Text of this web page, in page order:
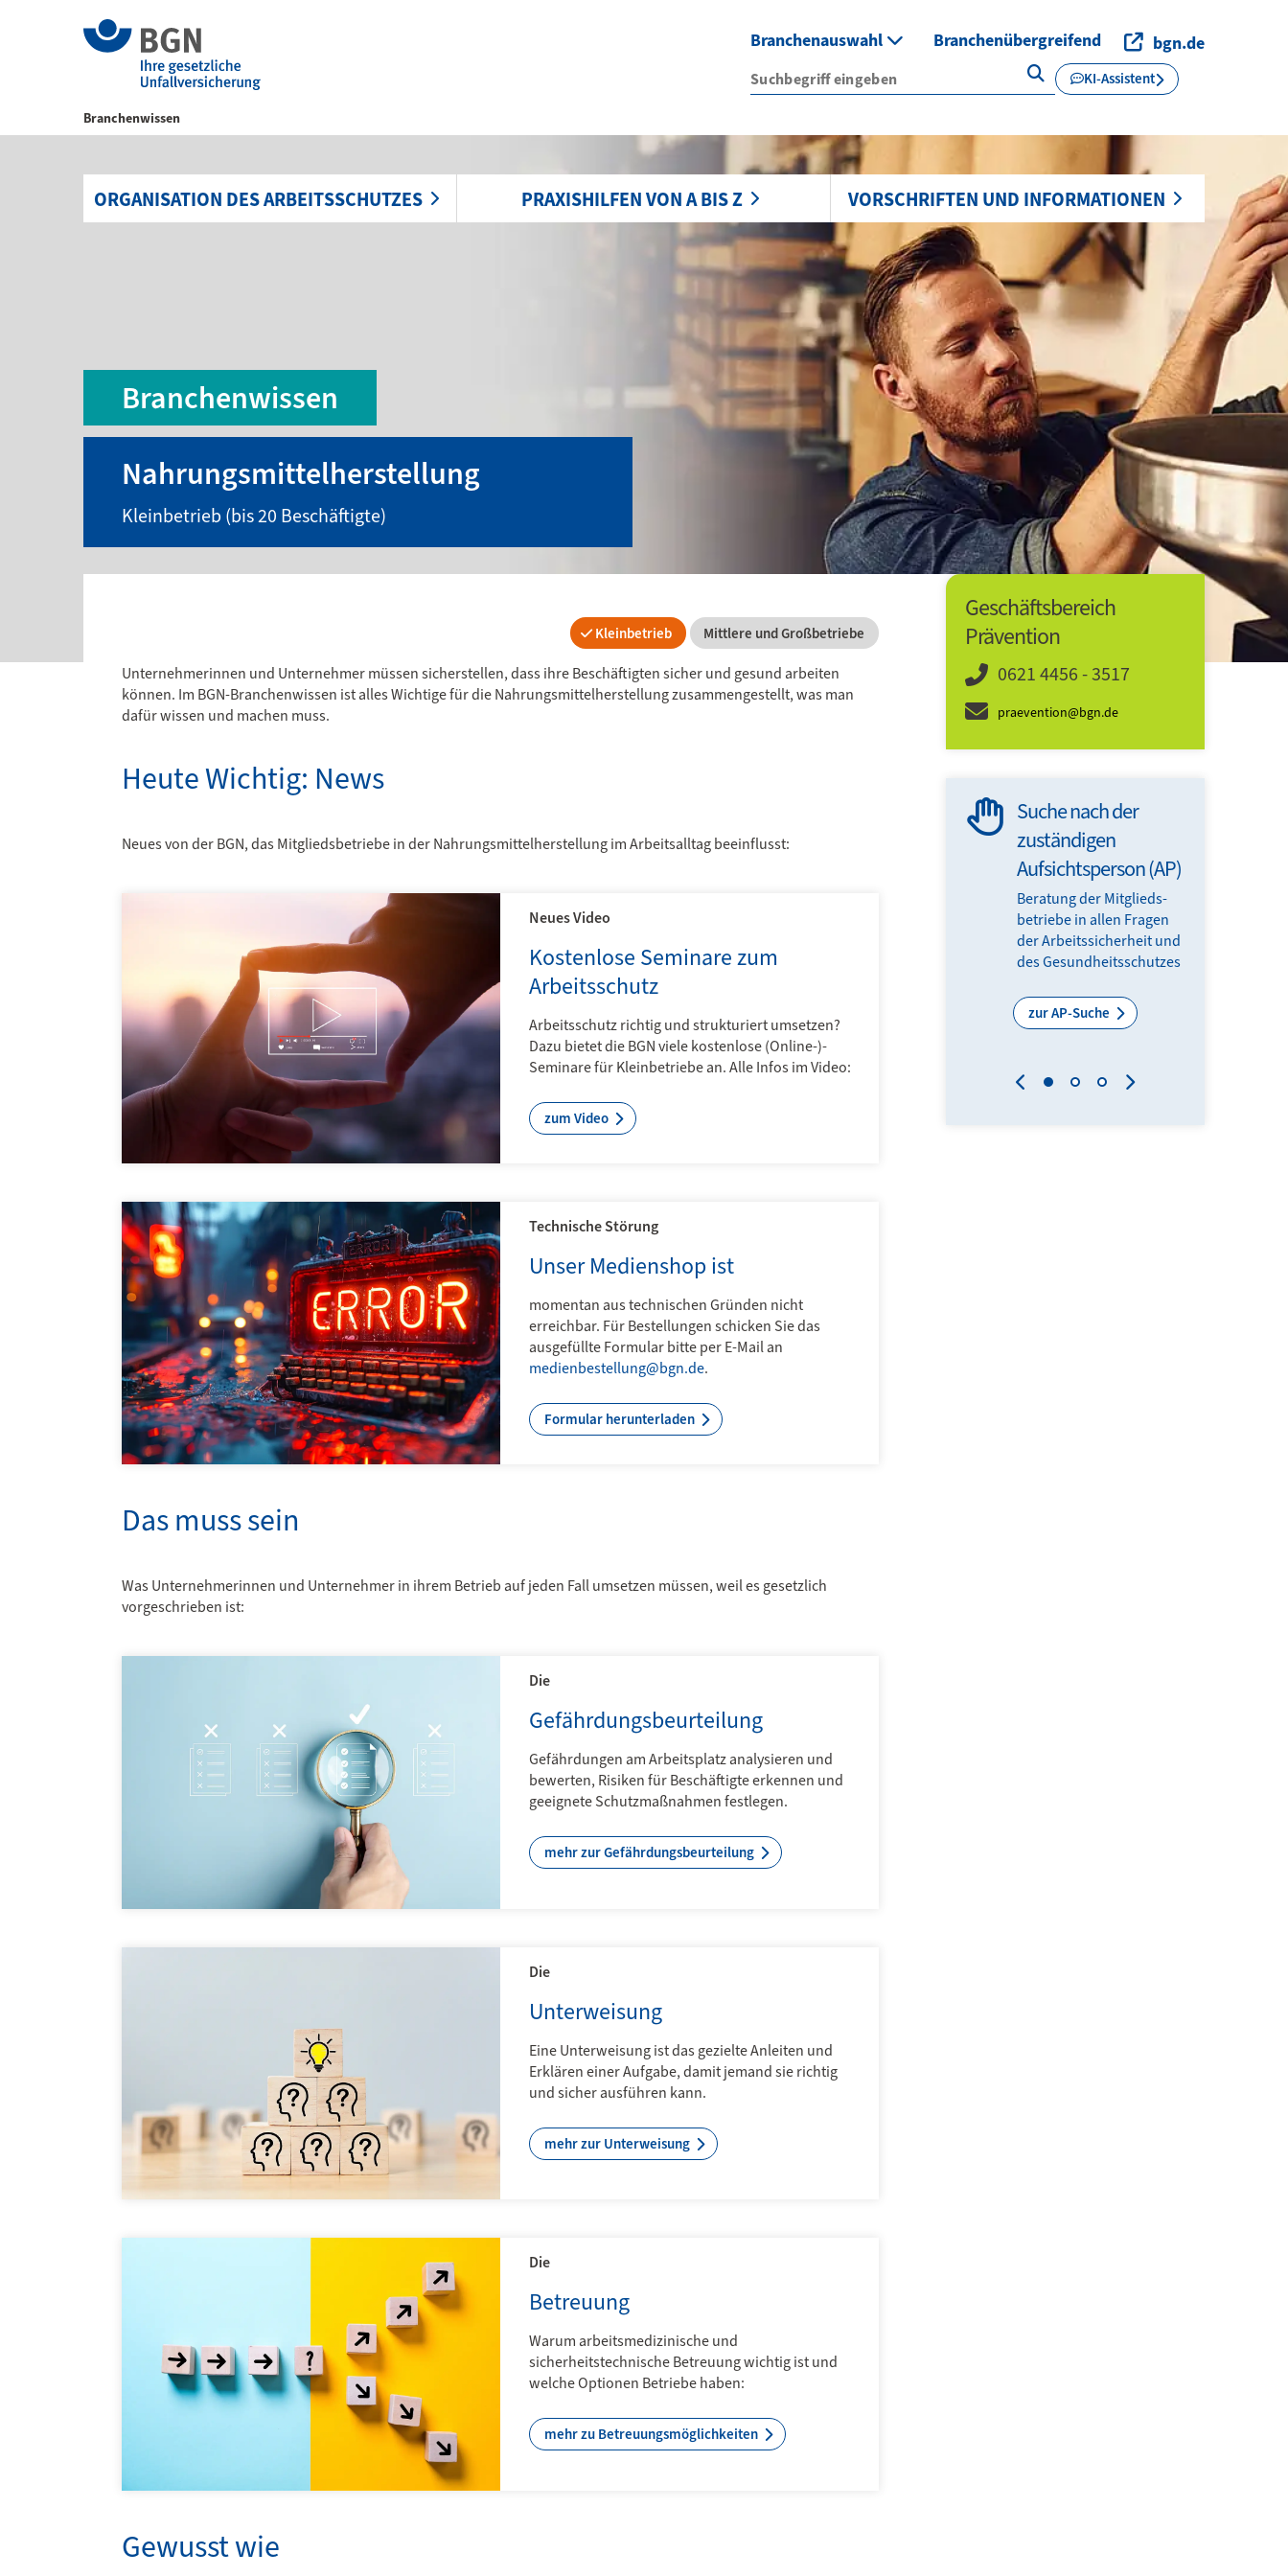
Branchenauswahl Branchenübergreifend bgn.de
KI-Assistent
ORGANISATION DES ARBEITSSCHUTZES PRAXISHILFEN VON A BIS Z VORSCHRIFTEN UND INFORMATIONEN
Branchenwissen
Branchenwissen
Nahrungsmittelherstellung
Kleinbetrieb (bis 20 Beschäftigte)
Kleinbetrieb Mittlere und Großbetriebe
Unternehmerinnen und Unternehmer müssen sicherstellen, dass ihre Beschäftigten sicher und gesund arbeiten
können. Im BGN-Branchenwissen ist alles Wichtige für die Nahrungsmittelherstellung zusammengestellt, was man
dafür wissen und machen muss.
Heute Wichtig: News
Neues von der BGN, das Mitgliedsbetriebe in der Nahrungsmittelherstellung im Arbeitsalltag beeinflusst:
Neues Video
Kostenlose Seminare zum
Arbeitsschutz
Arbeitsschutz richtig und strukturiert umsetzen?
Dazu bietet die BGN viele kostenlose (Online-)­
Seminare für Kleinbetriebe an. Alle Infos im Video:
zum Video
Technische Störung
Unser Medienshop ist
momentan aus technischen Gründen nicht
erreichbar. Für Bestellungen schicken Sie das
ausgefüllte Formular bitte per E-Mail an
medienbestellung@bgn.de.
Formular herunterladen
Das muss sein
Was Unternehmerinnen und Unternehmer in ihrem Betrieb auf jeden Fall umsetzen müssen, weil es gesetzlich
vorgeschrieben ist:
Die
Gefährdungsbeurteilung
Gefährdungen am Arbeitsplatz analysieren und
bewerten, Risiken für Beschäftigte erkennen und
geeignete Schutzmaßnahmen festlegen.
mehr zur Gefährdungsbeurteilung
Die
Unterweisung
Eine Unterweisung ist das gezielte Anleiten und
Erklären einer Aufgabe, damit jemand sie richtig
und sicher ausführen kann.
mehr zur Unterweisung
Die
Betreuung
Warum arbeitsmedizinische und
sicherheitstechnische Betreuung wichtig ist und
welche Optionen Betriebe haben:
mehr zu Betreuungsmöglichkeiten
Gewusst wie
Geschäftsbereich
Prävention
0621 4456 - 3517
praevention@bgn.de
Suche nach der
zuständigen
Aufsichtsperson (AP)
Beratung der Mitglieds­­
betriebe in allen Fragen
der Arbeits­sicherheit und
des Gesundheits­schutzes
zur AP-Suche